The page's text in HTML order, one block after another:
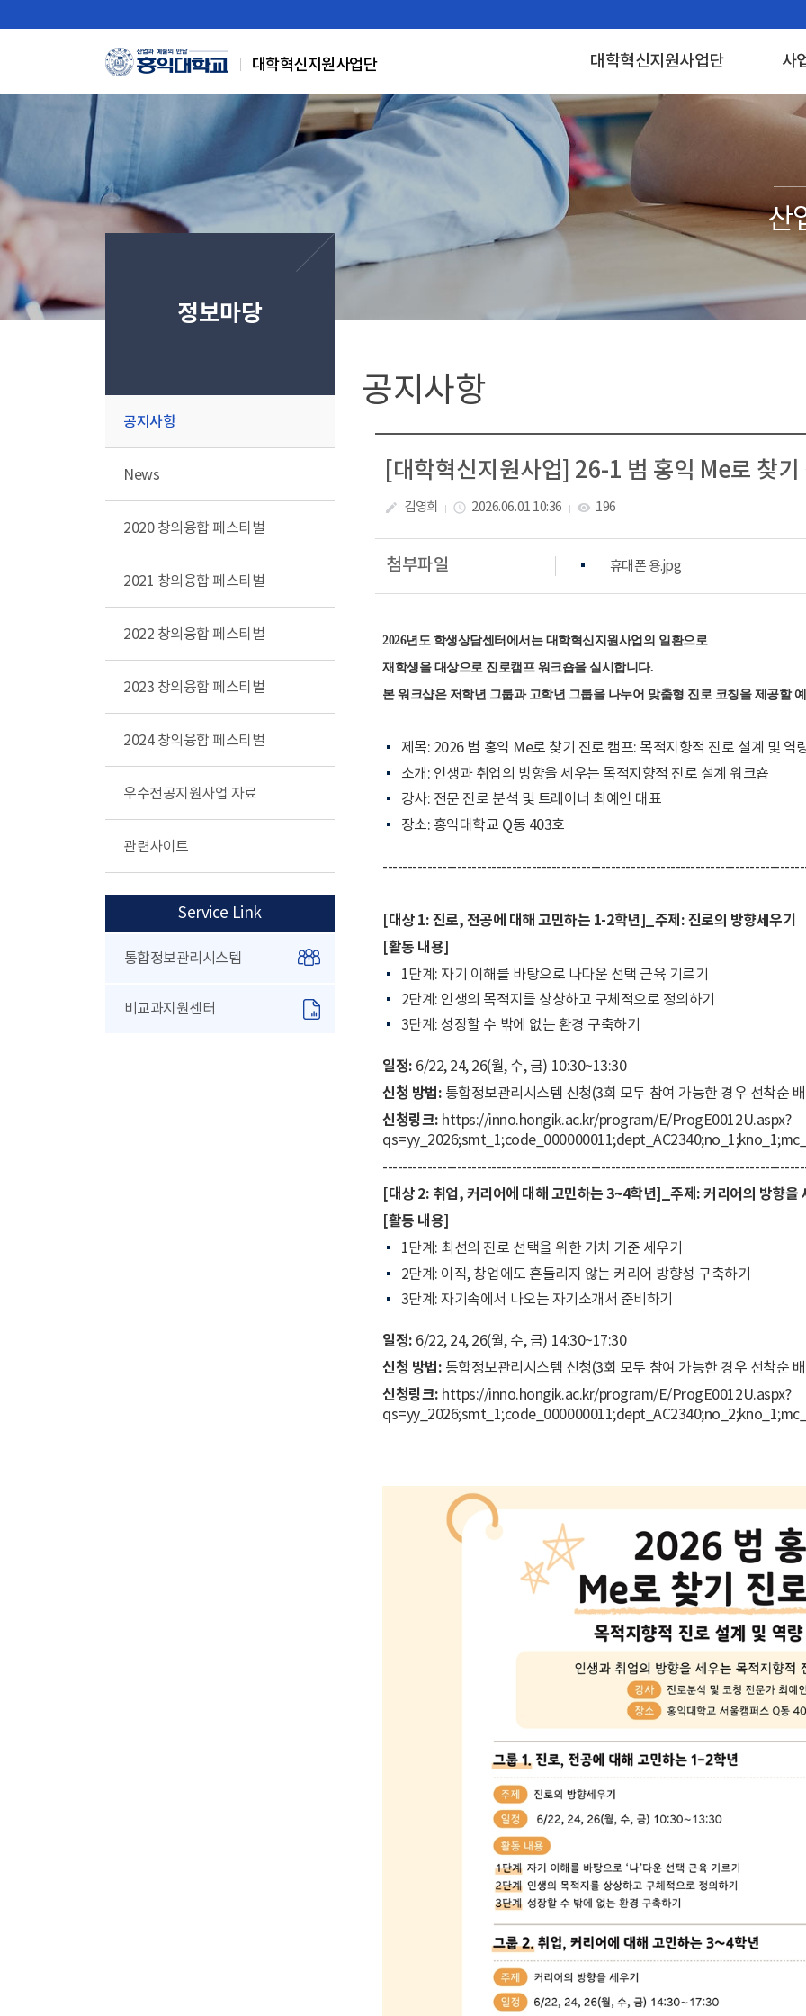
Skip Menu
대학혁신지원사업단 대학혁신지원사업단 사
정보마당
공지사항
News
2020 창의융합 페스티벌
2021 창의융합 페스티벌
2022 창의융합 페스티벌
2023 창의융합 페스티벌
2024 창의융합 페스티벌
우수전공지원사업 자료
관련사이트
Service Link
통합정보관리시스템
비교과지원센터
공지사항
[대학혁신지원사업] 26-1 범 홍익 Me로 찾
create 김영희 access_time 2026.06.01 10:36 visibility 196
첨부파일 휴대폰 용.jpg
2026년도 학생상담센터에서는 대학혁신지원사업의 일환으로
재학생을 대상으로 진로캠프 워크숍을 실시합니다.
본 워크샵은 저학년 그룹과 고학년 그룹을 나누어 맞춤형 진로 코칭을 제공할
제목: 2026 범 홍익 Me로 찾기 진로 캠프: 목적지향적 진로 설계 및 역
소개: 인생과 취업의 방향을 세우는 목적지향적 진로 설계 워크숍
강사: 전문 진로 분석 및 트레이너 최예인 대표
장소: 홍익대학교 Q동 403호
[대상 1: 진로, 전공에 대해 고민하는 1-2학년]_ 주제: 진로의 방향세우기
[활동 내용]
1단계: 자기 이해를 바탕으로 나다운 선택 근육 기르기
2단계: 인생의 목적지를 상상하고 구체적으로 정의하기
3단계: 성장할 수 밖에 없는 환경 구축하기
일정: 6/22, 24, 26(월, 수, 금) 10:30~13:30
신청 방법: 통합정보관리시스템 신청(3회 모두 참여 가능한 경우 선착순
신청링크: https://inno.hongik.ac.kr/program/E/ProgE0012U.aspx?
[대상 2: 취업, 커리어에 대해 고민하는 3~4학년]_주제: 커리어의 방향을
[활동 내용]
1단계: 최선의 진로 선택을 위한 가치 기준 세우기
2단계: 이직, 창업에도 흔들리지 않는 커리어 방향성 구축하기
3단계: 자기속에서 나오는 자기소개서 준비하기
일정: 6/22, 24, 26(월, 수, 금) 14:30~17:30
신청 방법: 통합정보관리시스템 신청(3회 모두 참여 가능한 경우 선착순
신청링크: https://inno.hongik.ac.kr/program/E/ProgE0012U.aspx?